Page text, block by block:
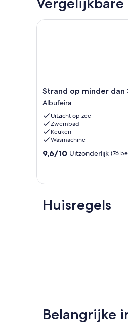
Strand
op
minder
dan
30
meter
Albufeira
Strand op minder
Albufeira
Uitzicht op zee
Zwembad
Keuken
Wasmachine
9.6
9,6/10 Uitzonderlijk (76
Strand op minder dan 30
Huisregels
Belangrijke